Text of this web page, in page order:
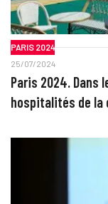
PARIS 2024
25/07/2024
Paris 2024. Dans
hospitalités de la